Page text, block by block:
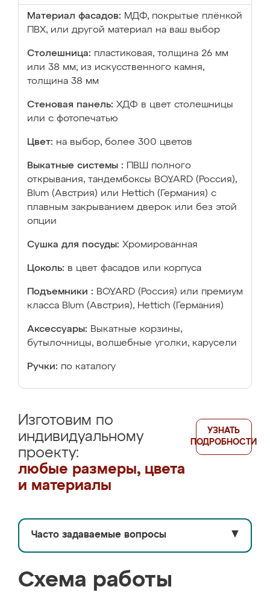
Материал фасадов: МДФ, покрытые плёнкой
ПВХ, или другой материал на ваш выбор
Столешница: пластиковая, толщина 26 мм
или 38 мм; из искусственного камня,
толщина 38 мм
Стеновая панель: ХДФ в цвет столешницы
или с фотопечатью
Цвет: на выбор, более 300 цветов
Выкатные системы :
ПВШ полного
открывания, тандембоксы BOYARD (Россия),
Blum (Австрия) или Hettich (Германия) с
плавным закрыванием дверок или без этой
опции
Сушка для посуды: Хромированная
Цоколь: в цвет фасадов или корпуса
Подъемники : BOYARD (Россия) или премиум
класса Blum (Австрия), Hettich (Германия)
Аксессуары: Выкатные корзины,
бутылочницы, волшебные уголки, карусели
Ручки: по каталогу
Изготовим по
индивидуальному
проекту:
любые размеры, цвета
и материалы
УЗНАТЬ
ПОДРОБНОСТИ
Часто задаваемые вопросы ▼
Схема работы